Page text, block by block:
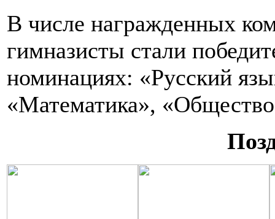
В числе награжденных
гимназисты стали
номинациях: «Русский
«Математика»,